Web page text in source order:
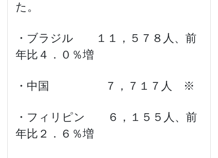
た。
・ブラジル １１，５７８人、前
年比４．０％増
・中国 ７，７１７人 ※
・フィリピン ６，１５５人、前
年比２．６％増